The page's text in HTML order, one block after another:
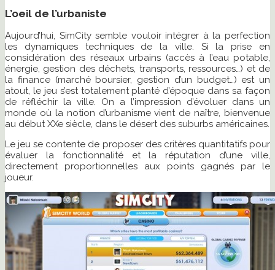
L’oeil de l’urbaniste
Aujourd’hui, SimCity semble vouloir intégrer à la perfection
les dynamiques techniques de la ville. Si la prise en
considération des réseaux urbains (accès à l’eau potable,
énergie, gestion des déchets, transports, ressources…) et de
la finance (marché boursier, gestion d’un budget…) est un
atout, le jeu s’est totalement planté d’époque dans sa façon
de réfléchir la ville. On a l’impression d’évoluer dans un
monde où la notion d’urbanisme vient de naître, bienvenue
au début XXe siècle, dans le désert des suburbs américaines.
Le jeu se contente de proposer des critères quantitatifs pour
évaluer la fonctionnalité et la réputation d’une ville,
directement proportionnelles aux points gagnés par le
joueur.